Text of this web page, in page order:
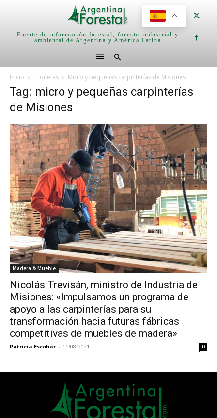
Fuente de información forestal, foresto-industrial y
ambiental de Argentina y América Latina
Inicio Etiquetas Micro y pequeñas carpinterías de Misiones
Tag: micro y pequeñas carpinterías
de Misiones
Madera & Mueble
Nicolás Trevisán, ministro de Industria de
Misiones: «Impulsamos un programa de
apoyo a las carpinterías para su
transformación hacia futuras fábricas
competitivas de muebles de madera»
Patricia Escobar - 11/08/2021 0